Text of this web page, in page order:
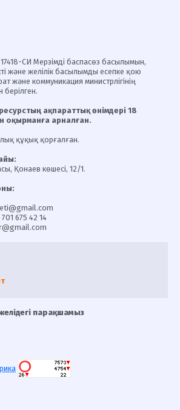
СИ Мерзімді баспасөз басылымын,
және желілік басылымды есепке қою
және коммуникация министрлігінің
берілген.
ақпараттық өнімдері 18
оқырманға арналған.
құқық қорғалған.
Қонаев көшесі, 12/1.
675 42 14
парақшамыз